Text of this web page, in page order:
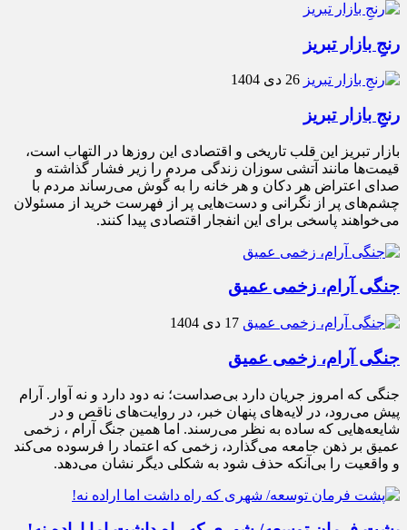
رنجِ بازار تبریز
26 دی 1404
رنجِ بازار تبریز
بازار تبریز این قلب تاریخی و اقتصادی این روزها در التهاب است،
قیمت‌ها مانند آتشی سوزان زندگی مردم را زیر فشار گذاشته و
صدای اعتراض هر دکان و هر خانه را به گوش می‌رساند مردم با
چشم‌های پر از نگرانی و دست‌هایی پر از فهرست خرید از مسئولان
می‌خواهند پاسخی برای این انفجار اقتصادی پیدا کنند.
جنگی آرام، زخمی عمیق
17 دی 1404
جنگی آرام، زخمی عمیق
جنگی که امروز جریان دارد بی‌صداست؛ نه دود دارد و نه آوار. آرام
پیش می‌رود، در لایه‌های پنهان خبر، در روایت‌های ناقص و در
شایعه‌هایی که ساده به نظر می‌رسند. اما همین جنگ آرام ، زخمی
عمیق بر ذهن جامعه می‌گذارد، زخمی که اعتماد را فرسوده می‌کند
و واقعیت را بی‌آنکه حذف شود به شکلی دیگر نشان می‌دهد.